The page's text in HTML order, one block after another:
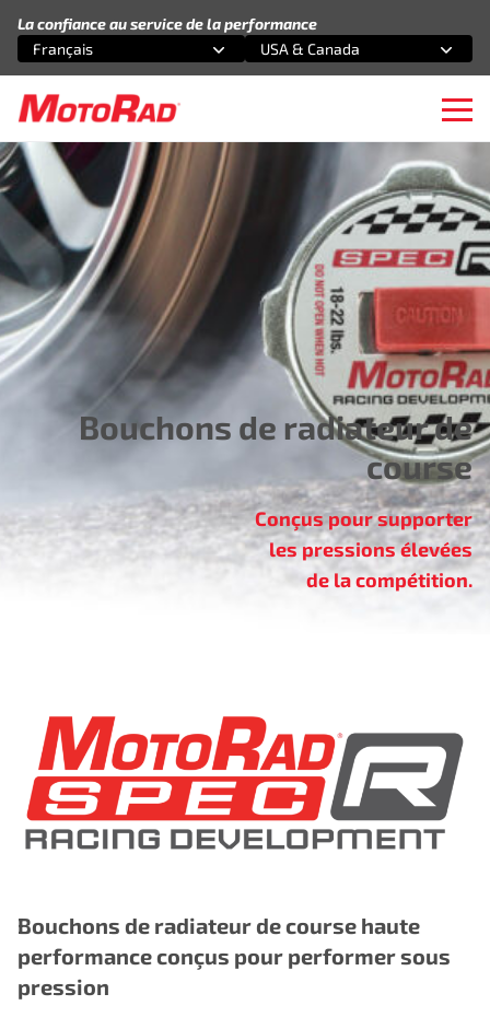
La confiance au service de la performance
Sélectionnez une option
Français
Sélectionnez une option
USA & Canada
Bouchons de radiateur de
course
Conçus pour supporter
les pressions élevées
de la compétition.
Bouchons de radiateur de course haute
performance conçus pour performer sous
pression